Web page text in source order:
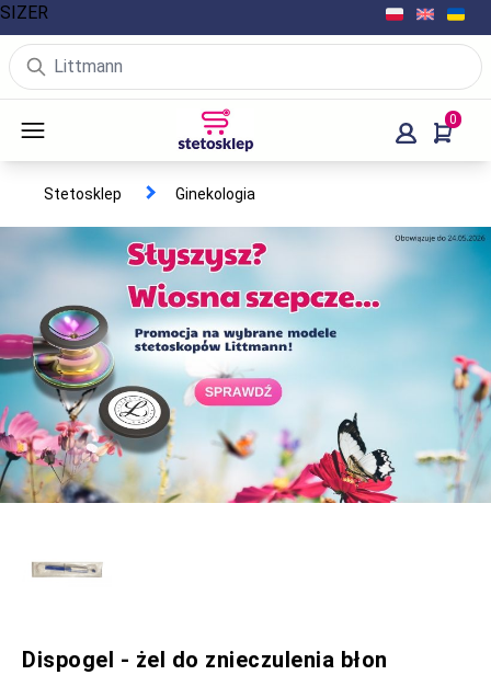
0
Stetosklep Ginekologia
Dispogel - żel do znieczulenia błon
SIZER